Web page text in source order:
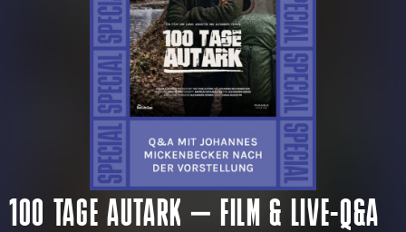
100 TAGE AUTARK – FILM & LIVE-Q&A